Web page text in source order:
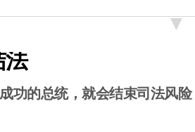
法
功的总统，就会结束司法风